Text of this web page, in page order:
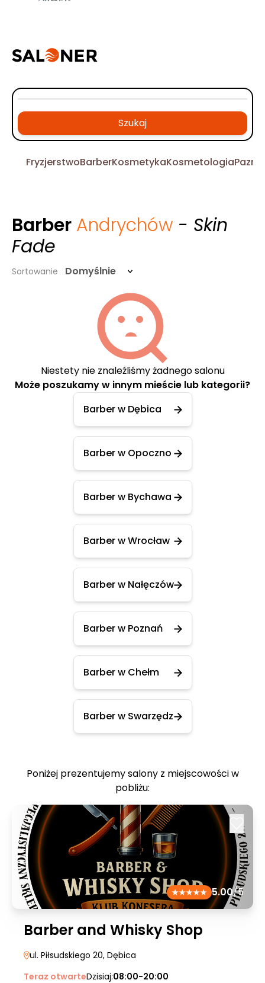
Szukaj
FryzjerstwoBarberKosmetykaKosmetologia
Barber Andrychów - Skin
Fade
Sortowanie Domyślnie
Niestety nie znaleźliśmy żadnego salonu
Może poszukamy w innym mieście lub kategorii?
Barber w Dębica
Barber w Opoczno
Barber w Bychawa
Barber w Wrocław
Barber w Nałęczów
Barber w Poznań
Barber w Chełm
Barber w Swarzędz
Poniżej prezentujemy salony z miejscowości w
pobliżu:
5.00/5
Barber and Whisky Shop
ul. Piłsudskiego 20, Dębica
Teraz otwarteDzisiaj:08:00-20:00